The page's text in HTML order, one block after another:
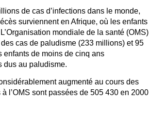
de cas d’infections dans le monde,
surviennent en Afrique, où les enfants
mondiale de la santé (OMS)
cas de paludisme (233 millions) et 95
enfants de moins de cinq ans
dus au paludisme.
augmenté au cours des
l’OMS sont passées de 505 430 en 2000